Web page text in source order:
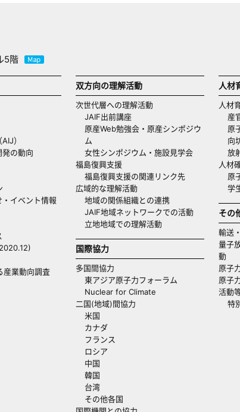
5階
）
の動向
イベント情報
産業動向調査
双方向の理解活動
次世代層への理解活動
JAIF出前講座
原産Web勉強会・原産シンポジウ
ム
女性シンポジウム・施設見学会
福島復興支援
福島復興支援の関連リンク先
広域的な理解活動
地域の関係組織との連携
JAIF地域ネットワークでの活動
立地地域での理解活動
国際協力
多国間協力
東アジア原子力フォーラム
Nuclear for Climate
二国(地域)間協力
米国
カナダ
フランス
ロシア
中国
韓国
台湾
その他各国
人材
人材
産
原
向
放
人材
原
学
その
輸送
量子
動
原子
原子
活動
特